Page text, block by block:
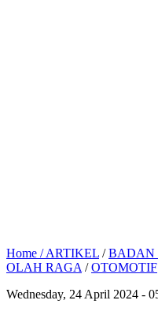
Home /ARTIKEL /BADAN
OLAH RAGA /OTOMOTIF
Wednesday, 24 April 2024 -